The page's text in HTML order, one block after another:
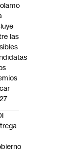
las